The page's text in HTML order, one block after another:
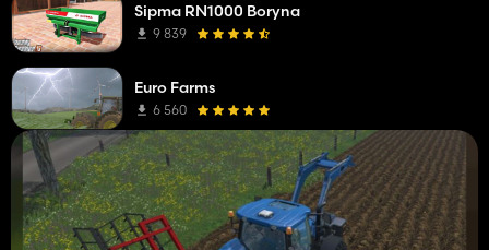
Sipma RN1000 Boryna
9 839
Euro Farms
6 560